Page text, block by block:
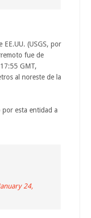
EE.UU. (USGS, por
fue de
GMT,
al noreste de la
esta entidad a
24,